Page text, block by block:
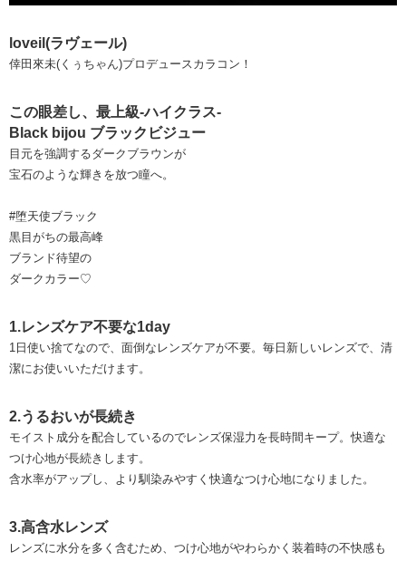
loveil(ラヴェール)
倖田來未(くぅちゃん)プロデュースカラコン！
この眼差し、最上級-ハイクラス-
Black bijou ブラックビジュー
目元を強調するダークブラウンが
宝石のような輝きを放つ瞳へ。
#堕天使ブラック
黒目がちの最高峰
ブランド待望の
ダークカラー♡
1.レンズケア不要な1day
1日使い捨てなので、面倒なレンズケアが不要。毎日新しいレンズで、清
潔にお使いいただけます。
2.うるおいが長続き
モイスト成分を配合しているのでレンズ保湿力を長時間キープ。快適な
つけ心地が長続きします。
含水率がアップし、より馴染みやすく快適なつけ心地になりました。
3.高含水レンズ
レンズに水分を多く含むため、つけ心地がやわらかく装着時の不快感も